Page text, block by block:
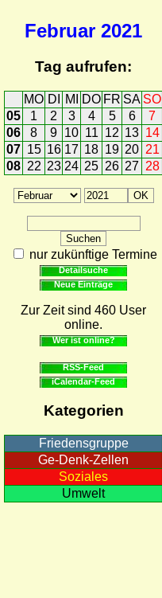
Februar 2021
Tag aufrufen:
MO DI MI DO FR SA SO
05
1 2 3 4 5 6
7
06
8 9 10 11 12 13 14
07 15 16 17 18 19 20 21
08 22 23 24 25 26 27 28
nur zukünftige Termine
Detailsuche
Neue Einträge
Zur Zeit sind 460 User
online.
Wer ist online?
RSS-Feed
iCalendar-Feed
Kategorien
Friedensgruppe
Ge-Denk-Zellen
Soziales
Umwelt